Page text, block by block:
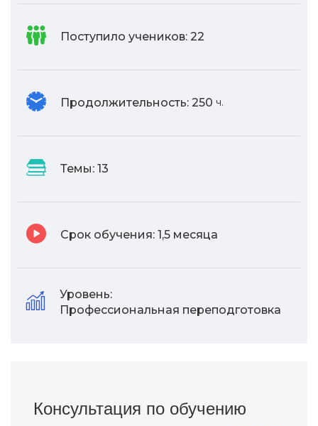
Поступило учеников: 22
Продолжительность: 250 ч.
Темы: 13
Срок обучения: 1,5 месяца
Уровень:
Профессиональная переподготовка
Консультация по обучению